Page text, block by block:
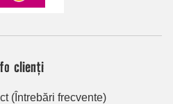
clienți
(Întrebări frecvente)